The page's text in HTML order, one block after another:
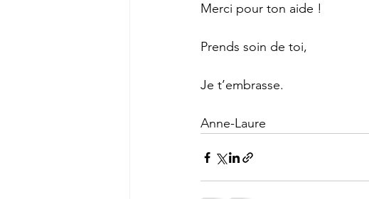
Merci pour ton aide !
Prends soin de toi,
Je t’embrasse.
Anne-Laure